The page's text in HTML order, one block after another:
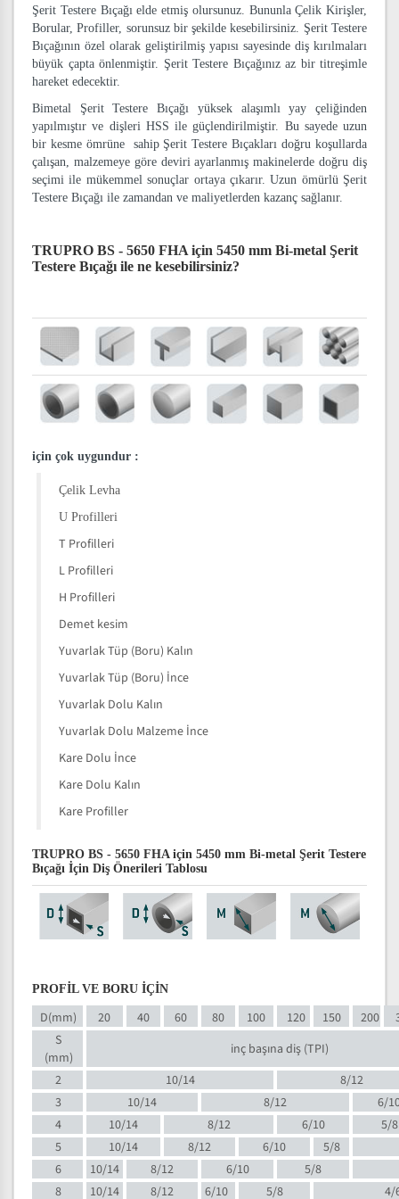
Şerit Testere Bıçağı elde etmiş olursunuz. Bununla Çelik Kirişler,
Borular, Profiller, sorunsuz bir şekilde kesebilirsiniz. Şerit Testere
Bıçağının özel olarak geliştirilmiş yapısı sayesinde diş kırılmaları
büyük çapta önlenmiştir. Şerit Testere Bıçağınız az bir titreşimle
hareket edecektir.
Bimetal Şerit Testere Bıçağı yüksek alaşımlı yay çeliğinden
yapılmıştır ve dişleri HSS ile güçlendirilmiştir. Bu sayede uzun
bir kesme ömrüne sahip Şerit Testere Bıçakları doğru koşullarda
çalışan, malzemeye göre deviri ayarlanmış makinelerde doğru diş
seçimi ile mükemmel sonuçlar ortaya çıkarır. Uzun ömürlü Şerit
Testere Bıçağı ile zamandan ve maliyetlerden kazanç sağlanır.
TRUPRO BS - 5650 FHA için 5450 mm Bi-metal Şerit
Testere Bıçağı ile ne kesebilirsiniz?
için çok uygundur :
Çelik Levha
U Profilleri
T Profilleri
L Profilleri
H Profilleri
Demet kesim
Yuvarlak Tüp (Boru) Kalın
Yuvarlak Tüp (Boru) İnce
Yuvarlak Dolu Kalın
Yuvarlak Dolu Malzeme İnce
Kare Dolu İnce
Kare Dolu Kalın
Kare Profiller
TRUPRO BS - 5650 FHA için 5450 mm Bi-metal Şerit Testere
Bıçağı İçin Diş Önerileri Tablosu
PROFİL VE BORU İÇİN
D(mm) 20 40 60 80 100 120 150 200
S
(mm)
inç başına diş (TPI)
2
10/14
8/12
3
10/14 8/12
6/
4
10/14 8/12 6/10
5/8
5
10/14 8/12 6/10
5/8
6
10/14 8/12 6/10
5/8
8
10/14 8/12 6/10 5/8
4/